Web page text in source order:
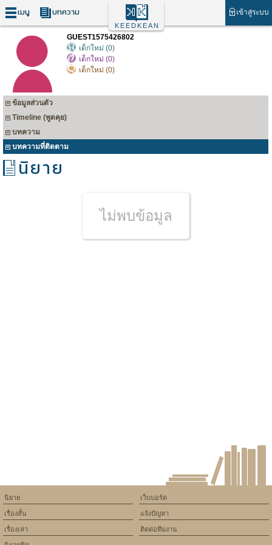
เมนู บทความ เข้าสู่ระบบ
KEEDKEAN
GUEST1575426802
เด็กใหม่ (0)
เด็กใหม่ (0)
เด็กใหม่ (0)
ข้อมูลส่วนตัว
Timeline (พูดคุย)
บทความ
บทความที่ติดตาม
นิยาย
ไม่พบข้อมูล
เว็บบอร์ด
แจ้งปัญหา
ติดต่อทีมงาน
นิยาย
เรื่องสั้น
เรื่องเล่า